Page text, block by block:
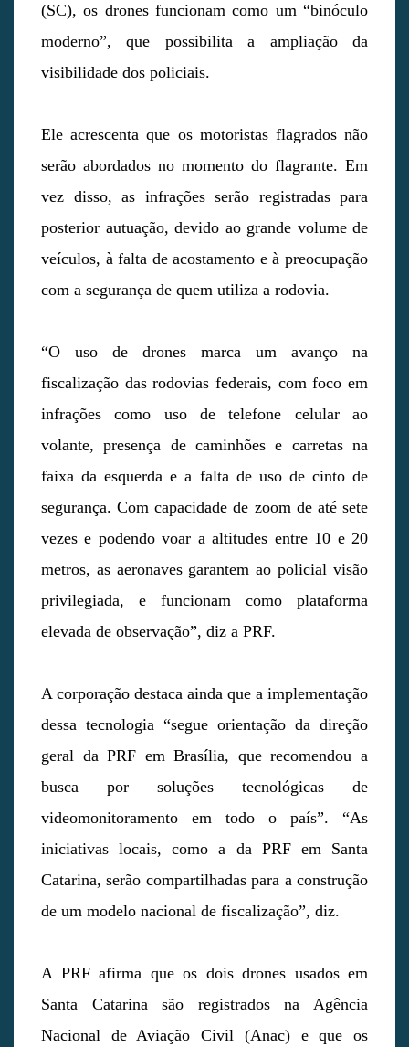
(SC), os drones funcionam como um “binóculo
moderno”, que possibilita a ampliação da
visibilidade dos policiais.
Ele acrescenta que os motoristas flagrados não
serão abordados no momento do flagrante. Em
vez disso, as infrações serão registradas para
posterior autuação, devido ao grande volume de
veículos, à falta de acostamento e à preocupação
com a segurança de quem utiliza a rodovia.
“O uso de drones marca um avanço na
fiscalização das rodovias federais, com foco em
infrações como uso de telefone celular ao
volante, presença de caminhões e carretas na
faixa da esquerda e a falta de uso de cinto de
segurança. Com capacidade de zoom de até sete
vezes e podendo voar a altitudes entre 10 e 20
metros, as aeronaves garantem ao policial visão
privilegiada, e funcionam como plataforma
elevada de observação”, diz a PRF.
A corporação destaca ainda que a implementação
dessa tecnologia “segue orientação da direção
geral da PRF em Brasília, que recomendou a
busca por soluções tecnológicas de
videomonitoramento em todo o país”. “As
iniciativas locais, como a da PRF em Santa
Catarina, serão compartilhadas para a construção
de um modelo nacional de fiscalização”, diz.
A PRF afirma que os dois drones usados em
Santa Catarina são registrados na Agência
Nacional de Aviação Civil (Anac) e que os